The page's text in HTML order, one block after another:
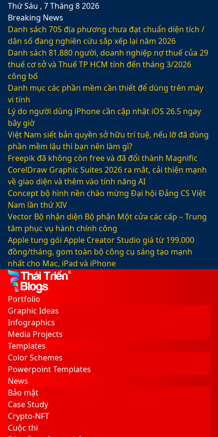
Thứ Sáu , 7 Tháng 8 2026
Breaking News
Danh sách 705 địa phương chưa đạt chuẩn diện tích /
dân số đang nghiên cứu sắp xếp lại năm 2026
Danh sách 81.880‬ người, doanh nghiệp nợ thuế của 29
thuế cơ sở và Thuế TP HCM tính đến tháng 3/2026
công bố
Danh mục các phần mềm cần thiết để dùng trên máy
vi tính
Lý do người dùng iPhone cần cập nhật iOS 26.5 ngay
bây giờ
Việt Nam siết bản quyền sở hữu trí tuệ, nếu lỡ đã dùng
phần mềm lậu thì bạn nên làm gì?
Freepik đã không còn free và đã đổi thành Magnific
CorelDraw Graphic Suites 2026 ra mắt, cải thiện mạnh
về giao diện và thêm vào tính năng AI
Concept bộ hình nền chào mừng Đại hội Đảng CS Việt
Nam lần thứ XIV
Vector Bộ nhận diện Bộ phận Một cửa các cấp – Trung
tâm phục vụ hành chính công
Apple tung gói Apple Creator Studio giá từ 199.000
đồng/tháng, gom toàn bộ công cụ sáng tạo mạnh
nhất cho Mac, iPad và iPhone
Facebook
X
LinkedIn
YouTube
Google
Play
Sidebar
Switch
skin
Portfolio
Graphic Ideas
Infographics
Media Projects
Templates
Color Schemes
Powerpoint Templates
News
Bảo mật
Case Study
Crypto-NFT
Cuộc thi